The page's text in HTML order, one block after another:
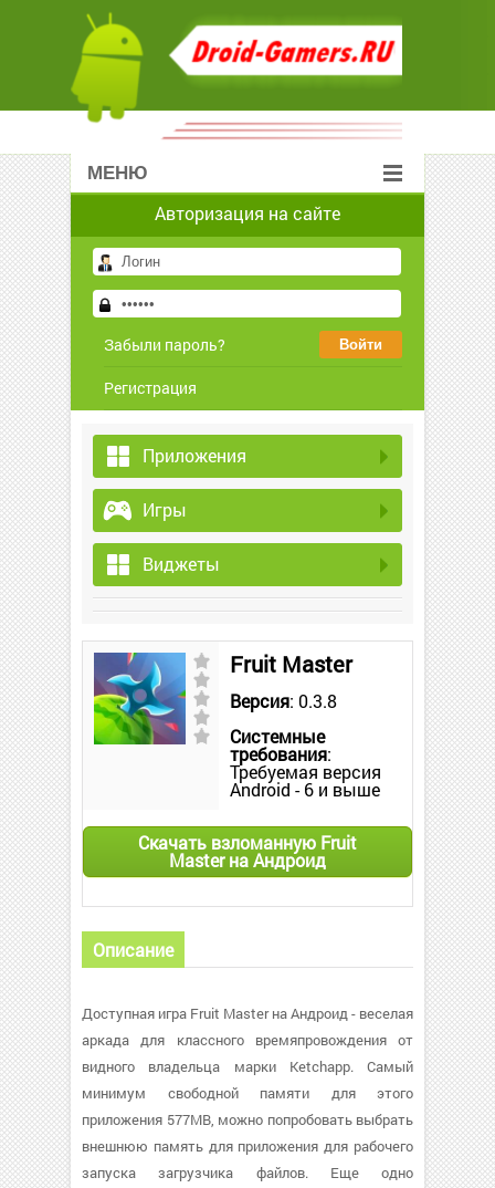
МЕНЮ
Авторизация на сайте
Забыли пароль?
Регистрация
Приложения
Игры
Виджеты
Fruit Master
Версия: 0.3.8
Системные
требования:
Требуемая версия
Android - 6 и выше
Скачать взломанную Fruit
Master на Андроид
Описание
Доступная игра Fruit Master на Андроид - веселая
аркада для классного времяпровождения от
видного владельца марки Ketchapp. Самый
минимум свободной памяти для этого
приложения 577MB, можно попробовать выбрать
внешнюю память для приложения для рабочего
запуска загрузчика файлов. Еще одно